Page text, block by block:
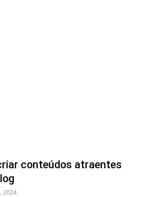
conteúdos atraentes
2024